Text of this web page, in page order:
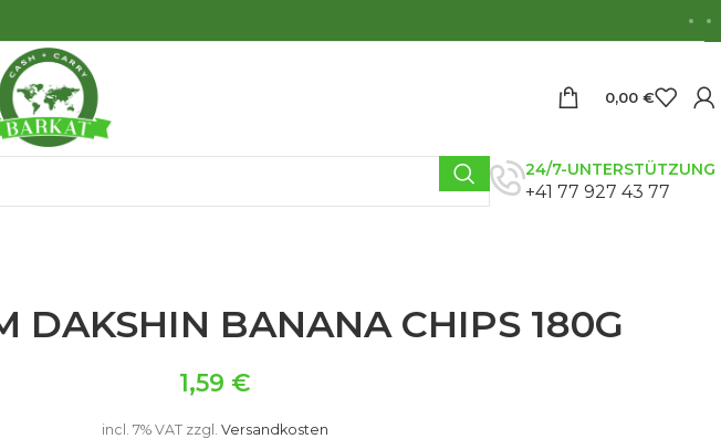
0,00 €
24/7-UNTERSTÜTZUNG
+41 77 927 43 77
DAKSHIN BANANA CHIPS 180G
1,59 €
incl. 7% VAT zzgl. Versandkosten